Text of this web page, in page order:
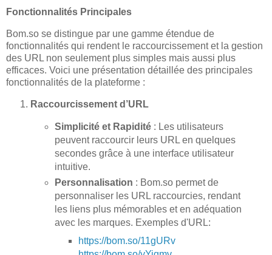
Fonctionnalités Principales
Bom.so se distingue par une gamme étendue de
fonctionnalités qui rendent le raccourcissement et la gestion
des URL non seulement plus simples mais aussi plus
efficaces. Voici une présentation détaillée des principales
fonctionnalités de la plateforme :
Raccourcissement d’URL
Simplicité et Rapidité: Les utilisateurs
peuvent raccourcir leurs URL en quelques
secondes grâce à une interface utilisateur
intuitive.
Personnalisation : Bom.so permet de
personnaliser les URL raccourcies, rendant
les liens plus mémorables et en adéquation
avec les marques. Exemples d'URL:
https://bom.so/11gURv